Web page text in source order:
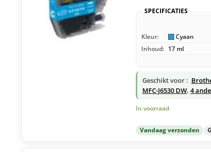
SPECIFICATIES
Kleur: Cyaan
Inhoud: 17 ml
Geschikt voor :
MFC-J6530 DW, 4
In voorraad
Vandaag verzonden